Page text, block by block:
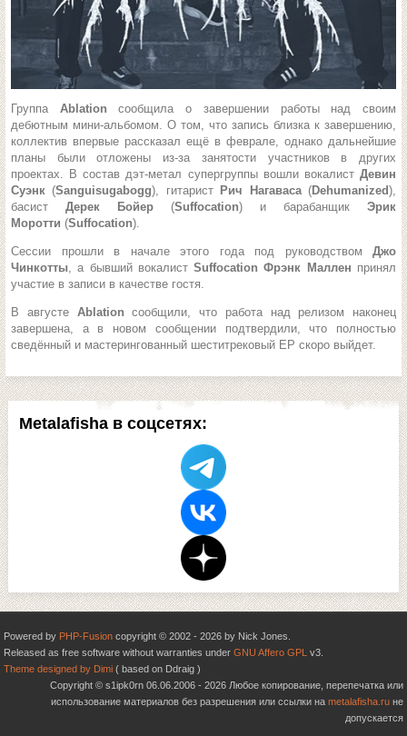
Metalafisha в соцсетях:
Группа Ablationсообщила о завершении работы над своим
дебютным мини-альбомом. О том, что запись близка к завершению,
коллектив впервые рассказал ещё в феврале, однако дальнейшие
планы были отложены из-за занятости участников в других
проектах. В состав дэт-метал супергруппы вошли вокалист Девин
Суэнк (Sanguisugabogg), гитарист Рич Нагаваса (Dehumanized),
басист Дерек Бойер (Suffocation) и барабанщик Эрик
Моротти (Suffocation).
Сессии прошли в начале этого года под руководством Джо
Чинкотты, а бывший вокалистSuffocation Фрэнк Маллен принял
участие в записи в качестве гостя.
В августе Ablationсообщили, что работа над релизом наконец
завершена, а в новом сообщении подтвердили, что полностью
сведённый и мастерингованный шеститрековый EP скоро выйдет.
Powered by PHP-Fusion copyright © 2002 - 2026 by Nick Jones.
Released as free software without warranties under GNU Affero GPL v3.
Theme designed by Dimi ( based on Ddraig )
Copyright © s1ipk0rn 06.06.2006 - 2026 Любое копирование, перепечатка или
использование материалов без разрешения или ссылки на metalafisha.ru не
допускается